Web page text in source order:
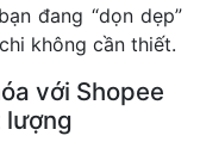
đang “dọn dẹp”
không cần thiết.
với Shopee
lượng